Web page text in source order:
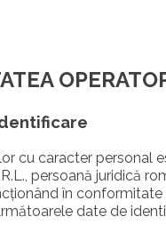
cu caracter personal
persoană juridică
în conformitate
date de